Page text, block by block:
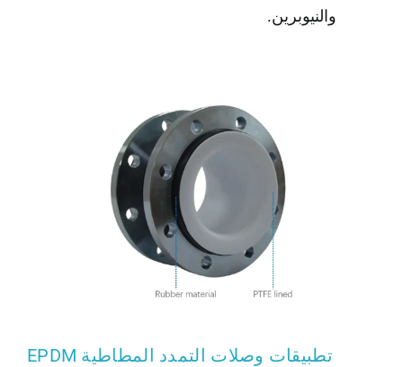
والنيوبرين.
تطبيقات وصلات التمدد المطاطية EPDM